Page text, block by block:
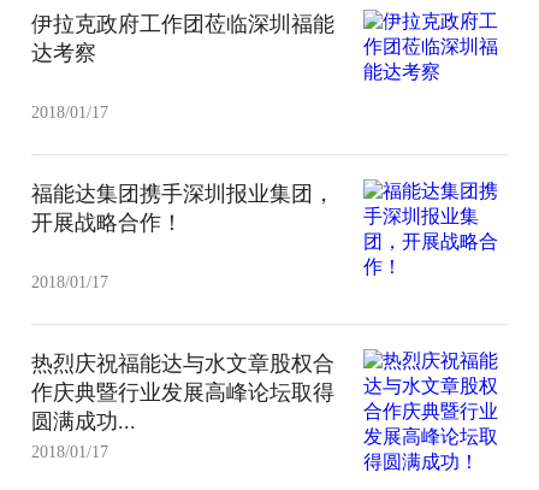
伊拉克政府工作团莅临深圳福能
达考察
2018/01/17
福能达集团携手深圳报业集团，
开展战略合作！
2018/01/17
热烈庆祝福能达与水文章股权合
作庆典暨行业发展高峰论坛取得
圆满成功...
2018/01/17